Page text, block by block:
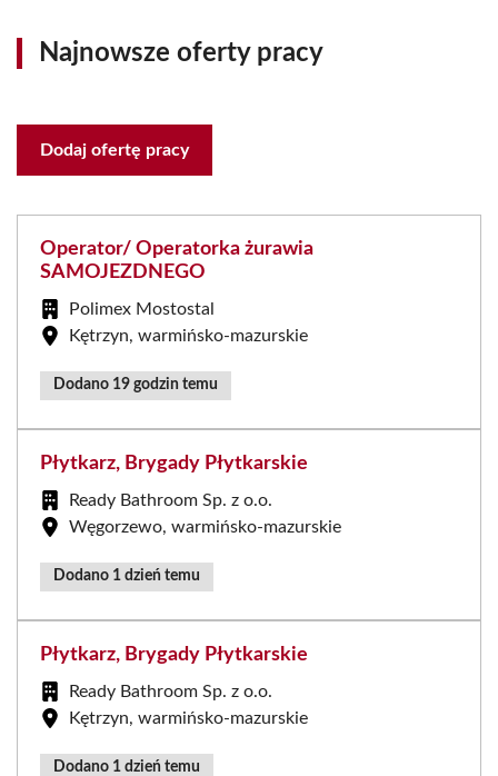
Najnowsze oferty pracy
Dodaj ofertę pracy
Operator/ Operatorka żurawia
SAMOJEZDNEGO
Polimex Mostostal
Kętrzyn, warmińsko-mazurskie
Dodano 19 godzin temu
Płytkarz, Brygady Płytkarskie
Ready Bathroom Sp. z o.o.
Węgorzewo, warmińsko-mazurskie
Dodano 1 dzień temu
Płytkarz, Brygady Płytkarskie
Ready Bathroom Sp. z o.o.
Kętrzyn, warmińsko-mazurskie
Dodano 1 dzień temu